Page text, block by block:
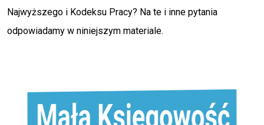
Najwyższego i Kodeksu Pracy? Na te i inne pytania
odpowiadamy w niniejszym materiale.